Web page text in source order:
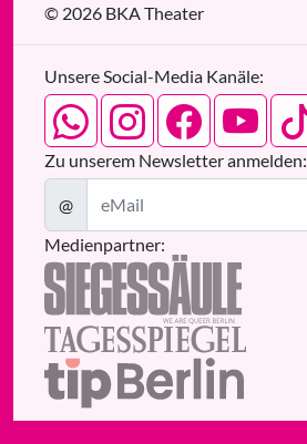
© 2026 BKA Theater
Unsere Social-Media Kanäle:
Zu unserem Newsletter anmelden:
@
Medienpartner: